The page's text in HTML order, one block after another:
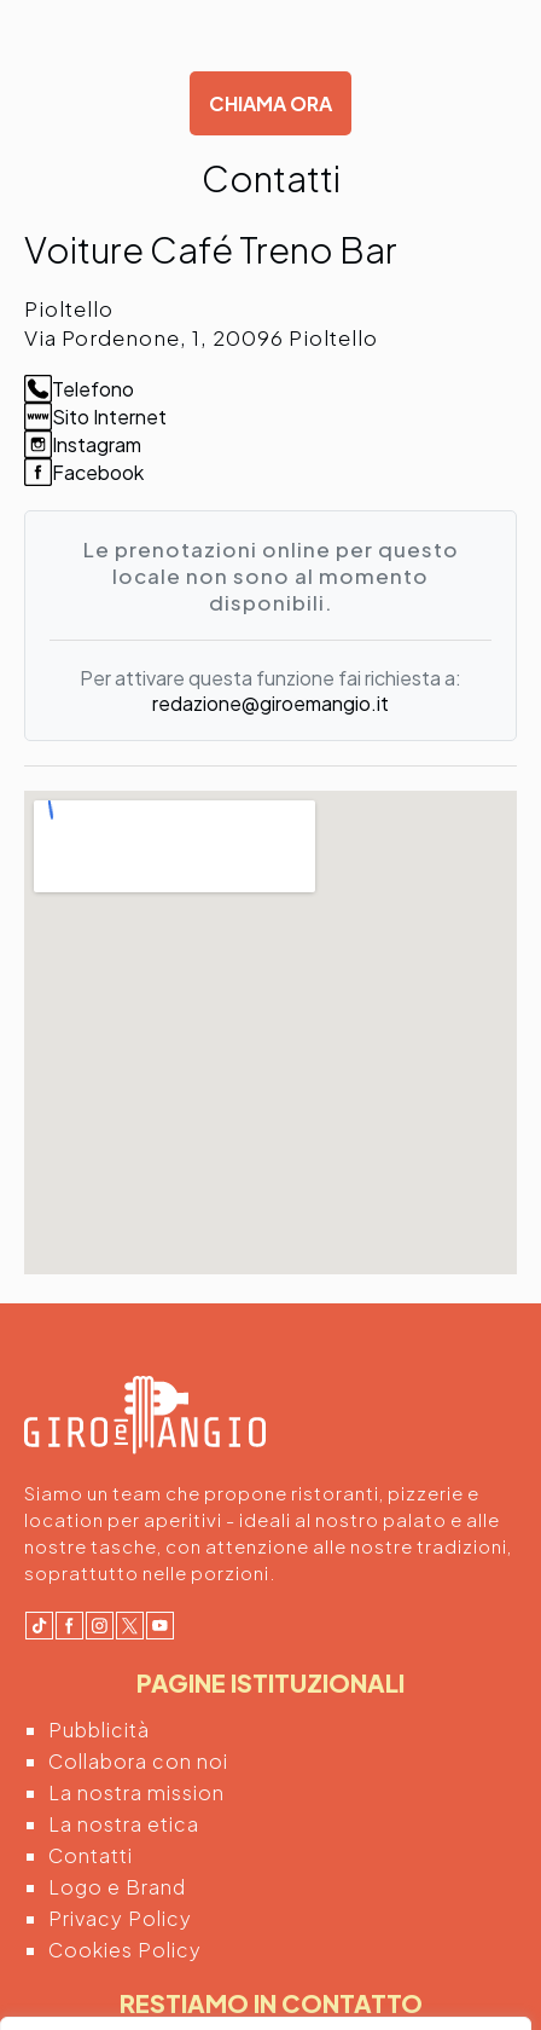
CHIAMA ORA
Contatti
Voiture Café Treno Bar
Pioltello
Via Pordenone, 1, 20096 Pioltello
Telefono
Sito Internet
Instagram
Facebook
Le prenotazioni online per questo
locale non sono al momento
disponibili.
Per attivare questa funzione fai richiesta a:
redazione@giroemangio.it
Siamo un team che propone ristoranti, pizzerie e
location per aperitivi - ideali al nostro palato e alle
nostre tasche, con attenzione alle nostre tradizioni,
soprattutto nelle porzioni.
PAGINE ISTITUZIONALI
Pubblicità
Collabora con noi
La nostra mission
La nostra etica
Contatti
Logo e Brand
Privacy Policy
Cookies Policy
RESTIAMO IN CONTATTO